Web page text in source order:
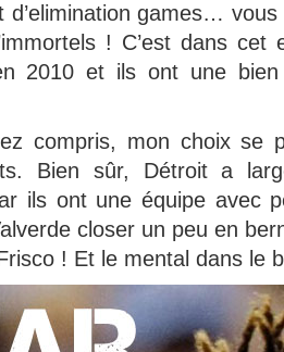
d’elimination games…
! C’est dans cet
2010 et ils ont une bien
compris, mon choix se
Bien sûr, Détroit a
ils ont une équipe avec
closer un peu en
! Et le mental dans le